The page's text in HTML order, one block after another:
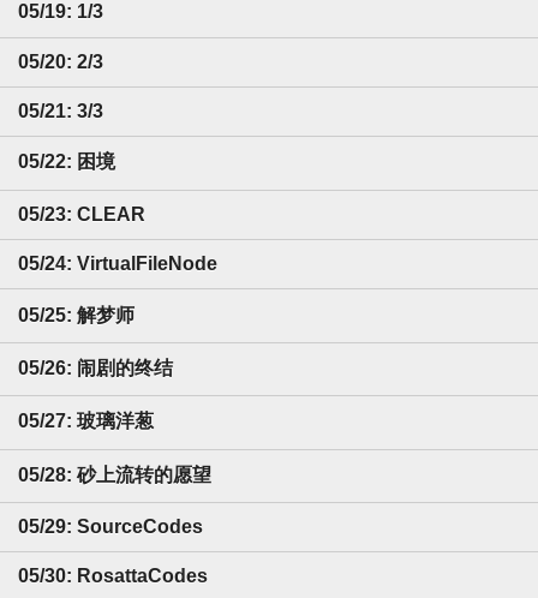
05/19: 1/3
05/20: 2/3
05/21: 3/3
05/22: 困境
05/23: CLEAR
05/24: VirtualFileNode
05/25: 解梦师
05/26: 闹剧的终结
05/27: 玻璃洋葱
05/28: 砂上流转的愿望
05/29: SourceCodes
05/30: RosattaCodes